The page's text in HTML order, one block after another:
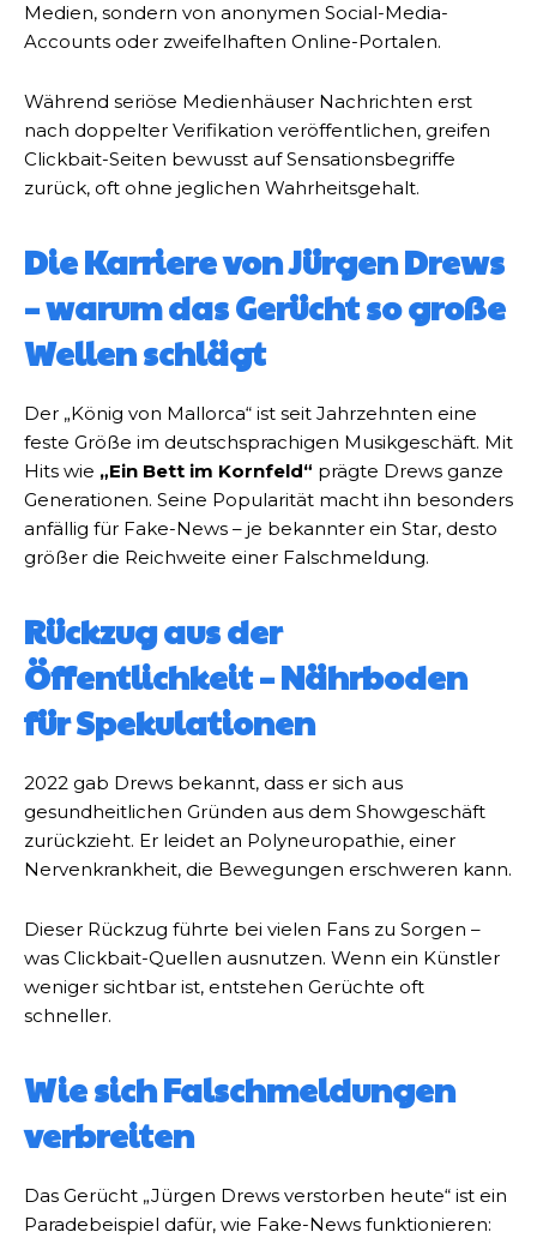
Medien, sondern von anonymen Social-Media-
Accounts oder zweifelhaften Online-Portalen.
Während seriöse Medienhäuser Nachrichten erst
nach doppelter Verifikation veröffentlichen, greifen
Clickbait-Seiten bewusst auf Sensationsbegriffe
zurück, oft ohne jeglichen Wahrheitsgehalt.
Die Karriere von Jürgen Drews
– warum das Gerücht so große
Wellen schlägt
Der „König von Mallorca“ ist seit Jahrzehnten eine
feste Größe im deutschsprachigen Musikgeschäft. Mit
Hits wie „Ein Bett im Kornfeld“ prägte Drews ganze
Generationen. Seine Popularität macht ihn besonders
anfällig für Fake-News – je bekannter ein Star, desto
größer die Reichweite einer Falschmeldung.
Rückzug aus der
Öffentlichkeit – Nährboden
für Spekulationen
2022 gab Drews bekannt, dass er sich aus
gesundheitlichen Gründen aus dem Showgeschäft
zurückzieht. Er leidet an Polyneuropathie, einer
Nervenkrankheit, die Bewegungen erschweren kann.
Dieser Rückzug führte bei vielen Fans zu Sorgen –
was Clickbait-Quellen ausnutzen. Wenn ein Künstler
weniger sichtbar ist, entstehen Gerüchte oft
schneller.
Wie sich Falschmeldungen
verbreiten
Das Gerücht „Jürgen Drews verstorben heute“ ist ein
Paradebeispiel dafür, wie Fake-News funktionieren: